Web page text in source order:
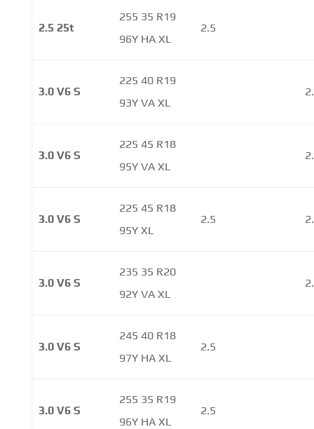
2.5 25t
255 35 R19
96Y HA XL
2.5
3.0 V6 S
225 40 R19
93Y VA XL
3.0 V6 S
225 45 R18
95Y VA XL
3.0 V6 S
225 45 R18
95Y XL
2.5
3.0 V6 S
235 35 R20
92Y VA XL
3.0 V6 S
245 40 R18
97Y HA XL
2.5
3.0 V6 S
255 35 R19
96Y HA XL
2.5